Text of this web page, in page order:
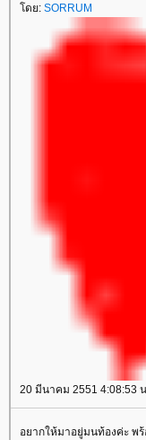
โดย: SORRUM
20 มีนาคม 2551 4:08:53 น.
อยากให้มาอยู่มนท้องค่ะ พ